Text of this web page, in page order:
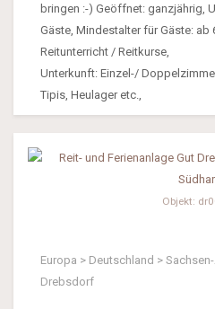
bringen :-) Geöffnet: ganzjährig,
Gäste, Mindestalter für Gäste: ab
Reitunterricht / Reitkurse,
Unterkunft: Einzel-/
Tipis, Heulager etc.,
Objekt:
Europa > Deutschland >
Drebsdorf